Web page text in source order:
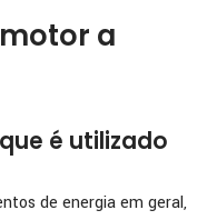
a
é utilizado
de energia em geral,